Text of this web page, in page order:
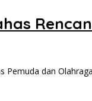
Pemuda dan